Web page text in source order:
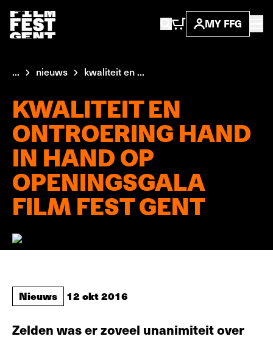
MY FFG
... nieuws kwaliteit en ...
KWALITEIT EN
ONTROERING HAND
IN HAND OP
OPENINGSGALA
FILM FEST GENT
Nieuws 12 okt 2016
Zelden was er zoveel unanimiteit over